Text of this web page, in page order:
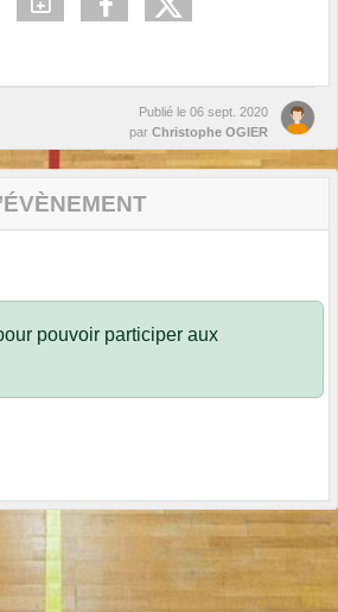
Publié le 06 sept. 2020
par Christophe OGIER
pouvoir participer aux